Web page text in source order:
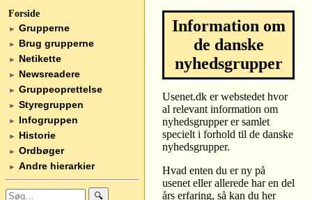
Forside
► Grupperne
► Brug grupperne
► Netikette
► Newsreadere
► Gruppeoprettelse
► Styregruppen
► Infogruppen
► Historie
► Ordbøger
► Andre hierarkier
🔍
Information om
de danske
nyhedsgrupper
Usenet.dk er webstedet hvor
al relevant information om
nyhedsgrupper er samlet
specielt i forhold til de danske
nyhedsgrupper.
Hvad enten du er ny på
usenet eller allerede har en del
års erfaring, så kan du her